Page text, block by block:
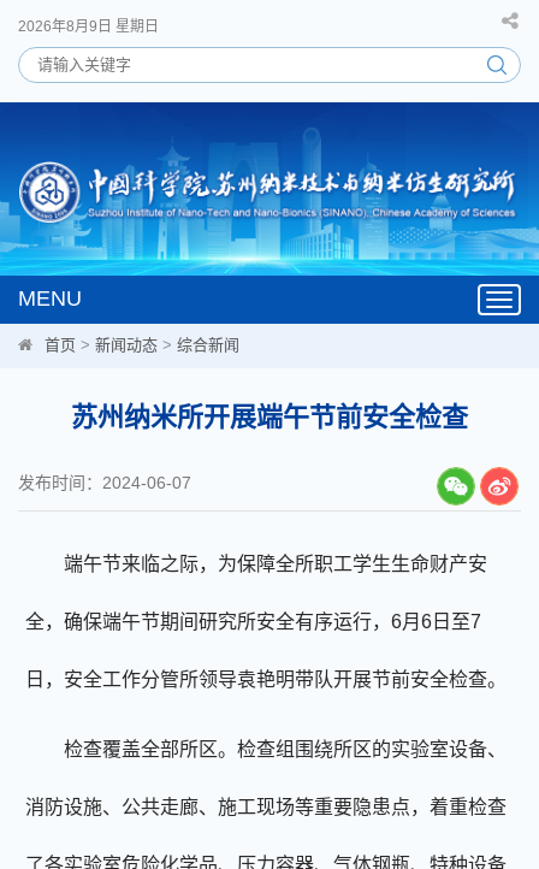
2026年8月9日 星期日
MENU
首页 > 新闻动态 > 综合新闻
苏州纳米所开展端午节前安全检查
发布时间：2024-06-07
端午节来临之际， 为保障全所职工学生生命财产安
全，确保端午节期间研究所安全有序运行， 6月 6 日至7
日，安全工作分管所领导袁艳明带队开展节前安全检查。
检查覆盖全部所区。检查组围绕所区的实验室设备、
消防设施、公共走廊、施工现场等重要隐患点，着重检查
了各实验室危险化学品、压力容器、气体钢瓶、特种设备